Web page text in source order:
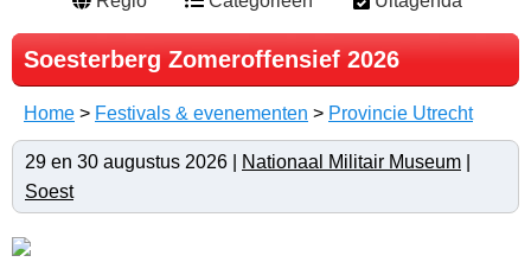
Soesterberg Zomeroffensief 2026
Home > Festivals & evenementen > Provincie Utrecht
29 en 30 augustus 2026 | Nationaal Militair Museum
Soest